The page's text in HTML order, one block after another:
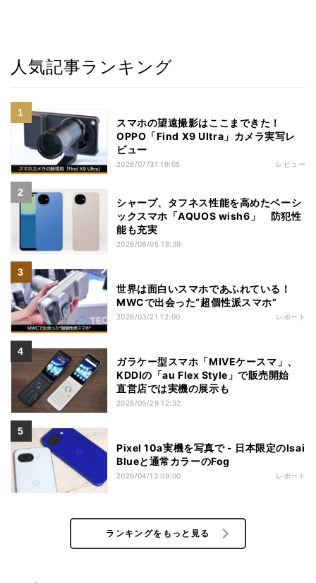
人気記事ランキング
スマホの望遠撮影はここまできた！
OPPO「Find X9 Ultra」カメラ実写レ
ビュー
2026/07/31 19:05 レビュー
シャープ、タフネス性能を高めたベーシ
ックスマホ「AQUOS wish6」 防犯性
能も充実
2026/08/05 18:39
世界は面白いスマホであふれている！
MWCで出会った“超個性派スマホ”
2026/03/21 12:00 レポート
ガラケー型スマホ「MIVEケースマ」、
KDDIの「au Flex Style」で販売開始
直営店では実機の展示も
2026/05/29 12:32
Pixel 10a実機を写真で - 日本限定のIsai
Blueと通常カラーのFog
2026/04/13 08:00 レポート
ランキングをもっと見る